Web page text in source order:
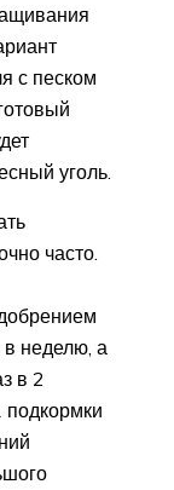
с песком
уголь.
часто.
неделю, а
в 2
подкормки